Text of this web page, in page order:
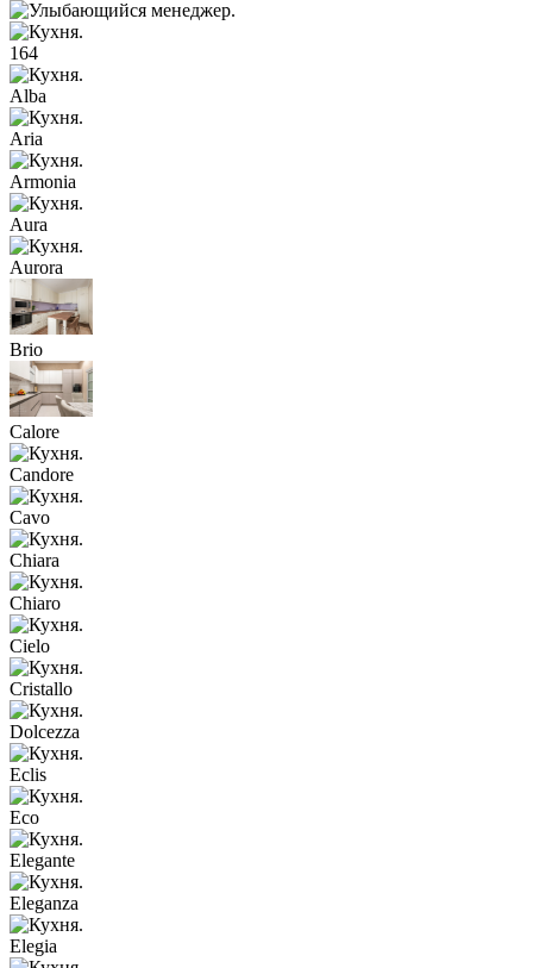
164
Alba
Aria
Armonia
Aura
Aurora
Brio
Calore
Candore
Cavo
Chiara
Chiaro
Cielo
Cristallo
Dolcezza
Eclis
Eco
Elegante
Eleganza
Elegia